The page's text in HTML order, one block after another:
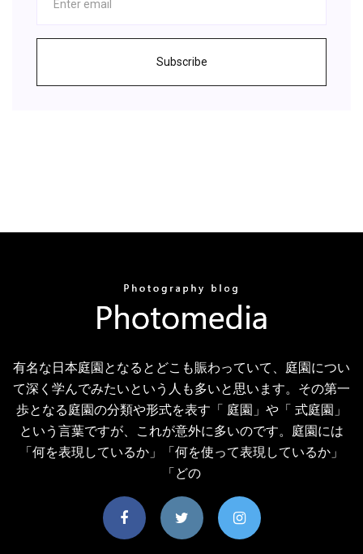
Subscribe
有名な日本庭園となるとどこも賑わっていて、庭園につい
て深く学んでみたいという人も多いと思います。その第一
歩となる庭園の分類や形式を表す「 庭園」や「 式庭園」
という言葉ですが、これが意外に多いのです。庭園には
「何を表現しているか」「何を使って表現しているか」
「どの